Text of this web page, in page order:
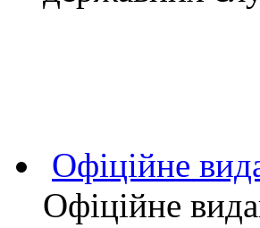
Офіційне
Офіційне